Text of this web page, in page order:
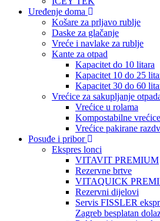
Uređenje doma
Košare za prljavo rublje
Daske za glačanje
Vreće i navlake za rublje
Kante za otpad
Kapacitet do 10 litara
Kapacitet 10 do 25
Kapacitet 30 do 60
Vrećice za sakupljanje
Vrećice u rolama
Kompostabilne vrećice
Vrećice pakirane
Posuđe i pribor
Ekspres lonci
VITAVIT PREMIUM
Rezervne brtve
VITAQUICK
Rezervni dijelovi
Servis FISSLER
Zagreb besplatan